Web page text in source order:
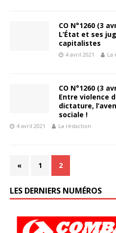
CO N°1260 (3
L’État et ses
capitalistes
4 avril 2021 La
CO N°1260 (3
Entre violence
dictature,
sociale !
4 avril 2021 La rédaction
« 1 2
LES DERNIERS NUMÉROS